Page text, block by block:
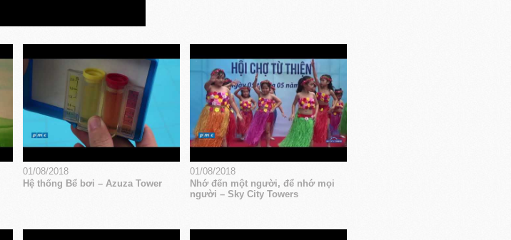
01/08/2018
Hệ thống Bể bơi – Azuza Tower
01/08/2018
Nhớ đến một người, để nhớ mọi
người – Sky City Towers